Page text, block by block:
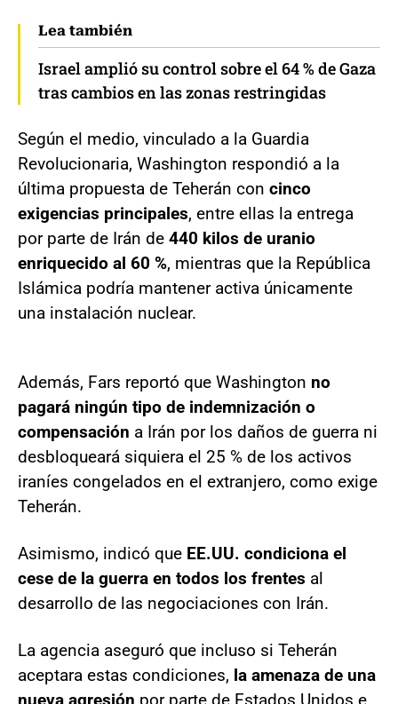
Lea también
Israel amplió su control sobre el 64 % de Gaza
tras cambios en las zonas restringidas
Según el medio, vinculado a la Guardia
Revolucionaria, Washington respondió a la
última propuesta de Teherán con cinco
exigencias principales, entre ellas la entrega
por parte de Irán de 440 kilos de uranio
enriquecido al 60 %, mientras que la República
Islámica podría mantener activa únicamente
una instalación nuclear.
Además, Fars reportó que Washington no
pagará ningún tipo de indemnización o
compensación a Irán por los daños de guerra ni
desbloqueará siquiera el 25 % de los activos
iraníes congelados en el extranjero, como exige
Teherán.
Asimismo, indicó que EE.UU. condiciona el
cese de la guerra en todos los frentes al
desarrollo de las negociaciones con Irán.
La agencia aseguró que incluso si Teherán
aceptara estas condiciones, la amenaza de una
nueva agresión por parte de Estados Unidos e